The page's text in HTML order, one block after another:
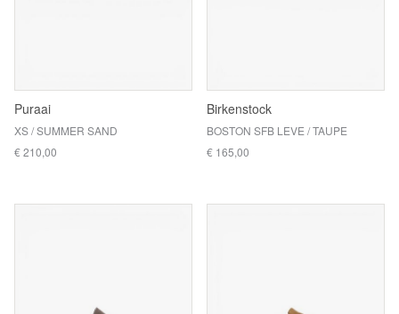
Puraai
XS / SUMMER SAND
€ 210,00
Birkenstock
BOSTON SFB LEVE / TAUPE
€ 165,00